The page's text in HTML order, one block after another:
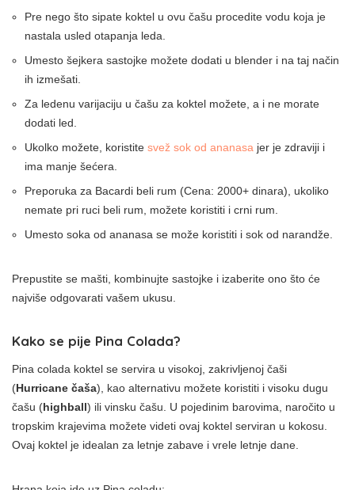
Pre nego što sipate koktel u ovu čašu procedite vodu koja je
nastala usled otapanja leda.
Umesto šejkera sastojke možete dodati u blender i na taj način
ih izmešati.
Za ledenu varijaciju u čašu za koktel možete, a i ne morate
dodati led.
Ukolko možete, koristite svež sok od ananasa jer je zdraviji i
ima manje šećera.
Preporuka za Bacardi beli rum (Cena: 2000+ dinara), ukoliko
nemate pri ruci beli rum, možete koristiti i crni rum.
Umesto soka od ananasa se može koristiti i sok od narandže.
Prepustite se mašti, kombinujte sastojke i izaberite ono što će
najviše odgovarati vašem ukusu.
Kako se pije Pina Colada?
Pina colada koktel se servira u visokoj, zakrivljenoj čaši
(Hurricane čaša), kao alternativu možete koristiti i visoku dugu
čašu (highball) ili vinsku čašu. U pojedinim barovima, naročito u
tropskim krajevima možete videti ovaj koktel serviran u kokosu.
Ovaj koktel je idealan za letnje zabave i vrele letnje dane.